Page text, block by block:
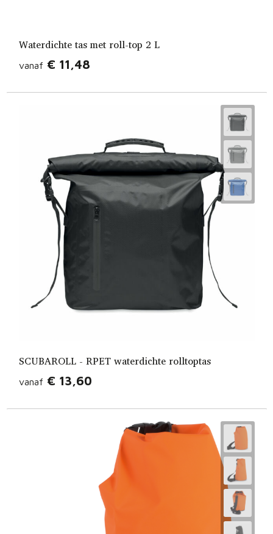
Waterdichte tas met roll-top 2 L
vanaf € 11,48
SCUBAROLL - RPET waterdichte rolltoptas
vanaf € 13,60